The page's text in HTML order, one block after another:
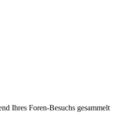
Ihres Foren-Besuchs gesammelt